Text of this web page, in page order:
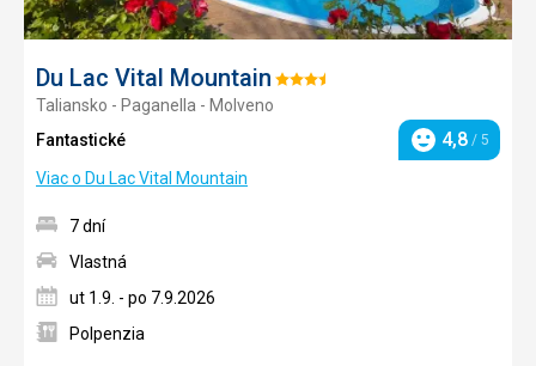
Du Lac Vital Mountain Hodnotenie:
Taliansko - Paganella - Molveno
Fantastické
Hodnotenie
4,8 / 5
Viac o Du Lac Vital Mountain
7 dní
Vlastná
ut 1.9. - po 7.9.2026
Polpenzia